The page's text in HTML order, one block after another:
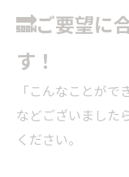
🔜ご要望に
す！
「こんなことがで
などございました
ください。